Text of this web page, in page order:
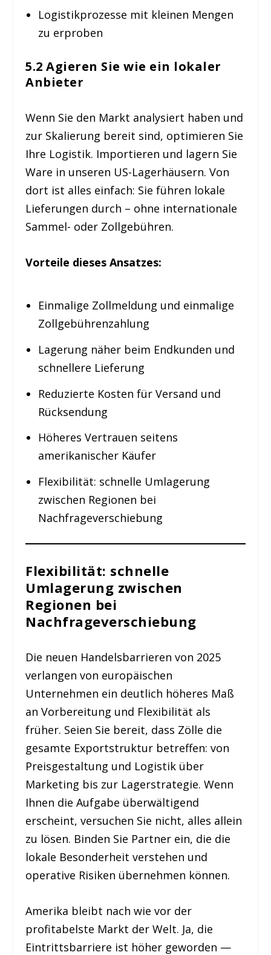
Logistikprozesse mit kleinen Mengen
zu erproben
5.2 Agieren Sie wie ein lokaler
Anbieter
Wenn Sie den Markt analysiert haben und
zur Skalierung bereit sind, optimieren Sie
Ihre Logistik. Importieren und lagern Sie
Ware in unseren US-Lagerhäusern. Von
dort ist alles einfach: Sie führen lokale
Lieferungen durch – ohne internationale
Sammel- oder Zollgebühren.
Vorteile dieses Ansatzes:
Einmalige Zollmeldung und einmalige
Zollgebührenzahlung
Lagerung näher beim Endkunden und
schnellere Lieferung
Reduzierte Kosten für Versand und
Rücksendung
Höheres Vertrauen seitens
amerikanischer Käufer
Flexibilität: schnelle Umlagerung
zwischen Regionen bei
Nachfrageverschiebung
Flexibilität: schnelle
Umlagerung zwischen
Regionen bei
Nachfrageverschiebung
Die neuen Handelsbarrieren von 2025
verlangen von europäischen
Unternehmen ein deutlich höheres Maß
an Vorbereitung und Flexibilität als
früher. Seien Sie bereit, dass Zölle die
gesamte Exportstruktur betreffen: von
Preisgestaltung und Logistik über
Marketing bis zur Lagerstrategie. Wenn
Ihnen die Aufgabe überwältigend
erscheint, versuchen Sie nicht, alles allein
zu lösen. Binden Sie Partner ein, die die
lokale Besonderheit verstehen und
operative Risiken übernehmen können.
Amerika bleibt nach wie vor der
profitabelste Markt der Welt. Ja, die
Eintrittsbarriere ist höher geworden —